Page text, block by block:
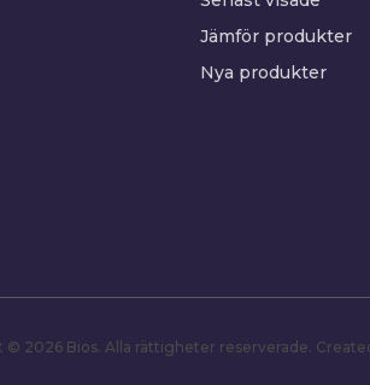
Jämför produkter
Nya produkter
© 2026 Bios. Alla rättigheter reserverade.